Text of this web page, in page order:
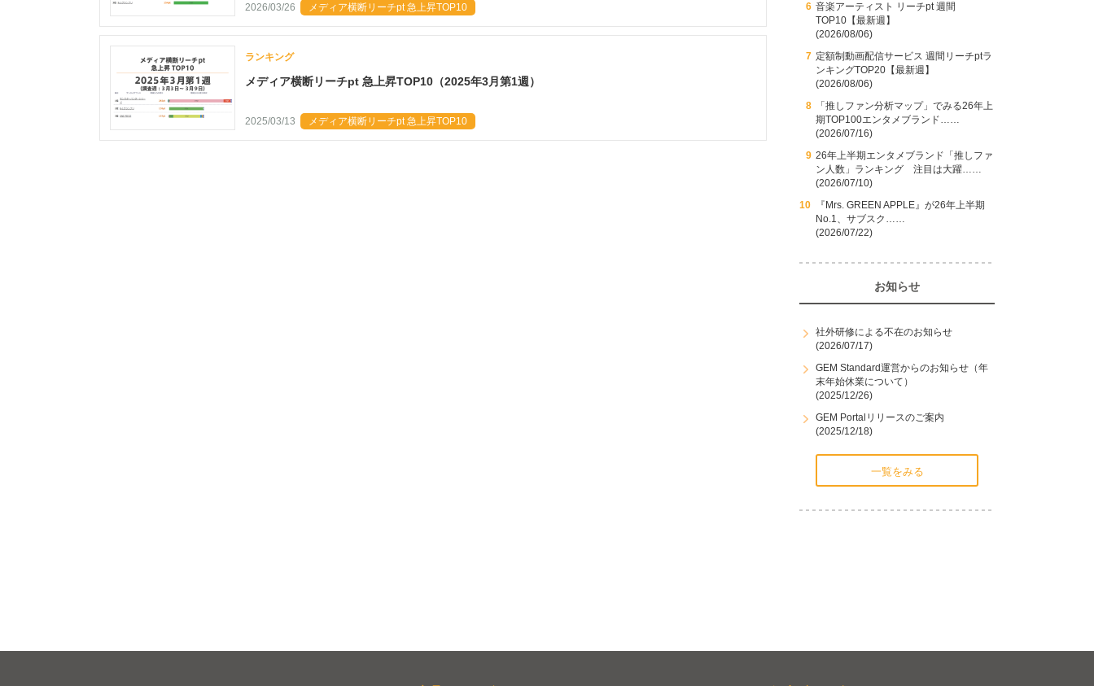
2026/03/26 メディア横断リーチpt 急上昇TOP10
ランキング
メディア横断リーチpt 急上昇TOP10（2025年3月第1週）
2025/03/13 メディア横断リーチpt 急上昇TOP10
音楽アーティスト リーチpt 週間
TOP10【最新週】
(2026/08/06)
定額制動画配信サービス 週間リーチptラ
ンキングTOP20【最新週】
(2026/08/06)
「推しファン分析マップ」でみる26年上
期TOP100エンタメブランド……
(2026/07/16)
26年上半期エンタメブランド「推しファ
ン人数」ランキング 注目は大躍……
(2026/07/10)
『Mrs. GREEN APPLE』が26年上半期
No.1、サブスク……
(2026/07/22)
お知らせ
社外研修による不在のお知らせ
(2026/07/17)
GEM Standard運営からのお知らせ（年
末年始休業について）
(2025/12/26)
GEM Portalリリースのご案内
(2025/12/18)
一覧をみる